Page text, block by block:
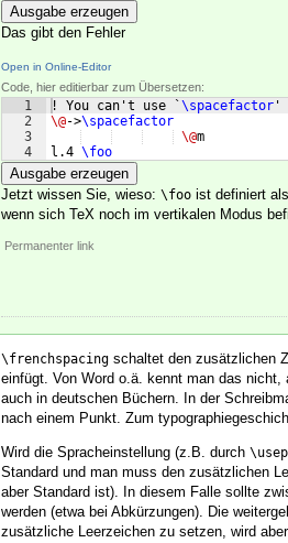
Ausgabe erzeugen
Das gibt den Fehler
Open in Online-Editor
Code, hier editierbar zum Übersetzen:
1
2
3
4
! You can't use `\spacefactor '
\@->\spacefactor
\@m
l.4 \foo
Ausgabe erzeugen
Jetzt wissen Sie, wieso: \foo ist definiert
wenn sich TeX noch im vertikalen Modus
Permanenter link
\frenchspacing schaltet den zusätzlichen
einfügt. Von Word o.ä. kennt man das
auch in deutschen Büchern. In der
nach einem Punkt. Zum
Wird die Spracheinstellung (z.B. durch
Standard und man muss den zusätzlichen
aber Standard ist). In diesem Falle sollte
werden (etwa bei Abkürzungen). Die
zusätzliche Leerzeichen zu setzen, wird